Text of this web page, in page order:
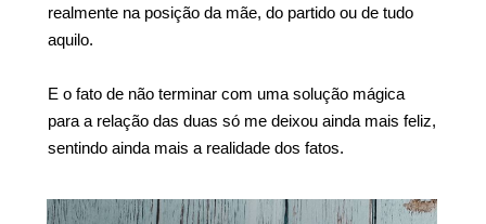
realmente na posição da mãe, do partido ou de tudo
aquilo.
E o fato de não terminar com uma solução mágica
para a relação das duas só me deixou ainda mais feliz,
sentindo ainda mais a realidade dos fatos.